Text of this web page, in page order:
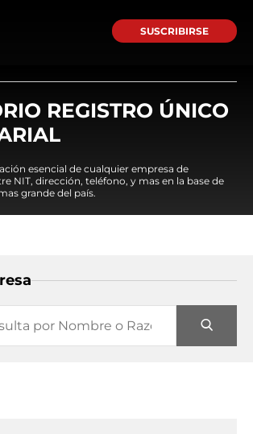
SUSCRIBIRSE
REGISTRO ÚNICO
esencial de cualquier empresa de
NIT, dirección, teléfono, y mas en la base de
grande del país.